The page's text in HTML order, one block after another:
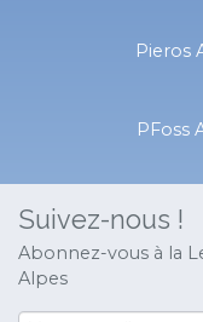
Pieros
PFoss
Suivez-nous !
Abonnez-vous à la
Alpes